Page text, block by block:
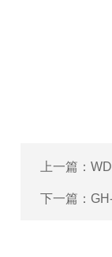
上一篇：
下一篇：